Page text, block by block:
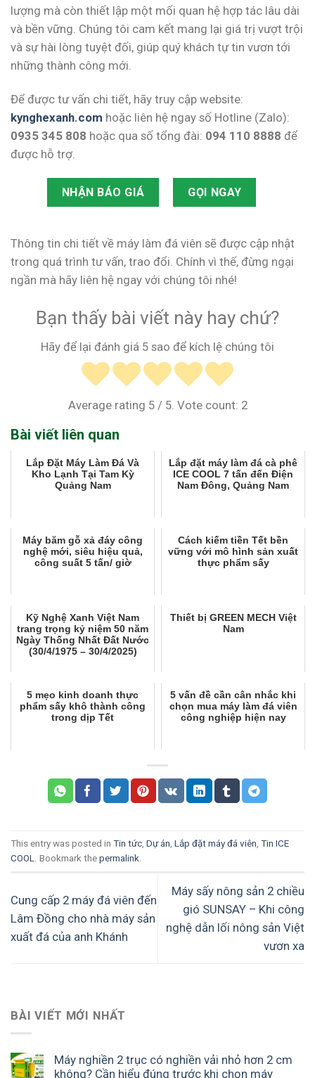
lượng mà còn thiết lập một mối quan hệ hợp tác lâu dài
và bền vững. Chúng tôi cam kết mang lại giá trị vượt trội
và sự hài lòng tuyệt đối, giúp quý khách tự tin vươn tới
những thành công mới.
Để được tư vấn chi tiết, hãy truy cập website:
kynghexanh.com hoặc liên hệ ngay số Hotline (Zalo):
0935 345 808 hoặc qua số tổng đài: 094 110 8888 để
được hỗ trợ.
NHẬN BÁO GIÁ GỌI NGAY
Thông tin chi tiết về máy làm đá viên sẽ được cập nhật
trong quá trình tư vấn, trao đổi. Chính vì thế, đừng ngại
ngần mà hãy liên hệ ngay với chúng tôi nhé!
Bạn thấy bài viết này hay chứ?
Hãy để lại đánh giá 5 sao để kích lệ chúng tôi
Average rating 5/ 5. Vote count: 2
Bài viết liên quan
Lắp Đặt Máy Làm Đá Và
Kho Lạnh Tại Tam Kỳ
Quảng Nam
Lắp đặt máy làm đá cà phê
ICE COOL 7 tấn đến Điện
Nam Đông, Quảng Nam
Máy băm gỗ xả đáy công
nghệ mới, siêu hiệu quả,
công suất 5 tấn/ giờ
Cách kiếm tiền Tết bền
vững với mô hình sản xuất
thực phẩm sấy
Kỹ Nghệ Xanh Việt Nam
trang trọng kỷ niệm 50 năm
Ngày Thống Nhất Đất Nước
(30/4/1975 – 30/4/2025)
Thiết bị GREEN MECH Việt
Nam
5 mẹo kinh doanh thực
phẩm sấy khô thành công
trong dịp Tết
5 vấn đề cần cân nhắc khi
chọn mua máy làm đá viên
công nghiệp hiện nay
This entry was posted in Tin tức Dự án Lắp đặt máy đá viên Tin ICE
COOL
. Bookmark the permalink
Cung cấp 2 máy đá viên đến
Lâm Đồng cho nhà máy sản
xuất đá của anh Khánh
Máy sấy nông sản 2 chiều
gió SUNSAY – Khi công
nghệ dẫn lối nông sản Việt
vươn xa
BÀI VIẾT MỚI NHẤT
Máy nghiền 2 trục có nghiền vải nhỏ hơn 2 cm
không? Cần hiểu đúng trước khi chọn máy